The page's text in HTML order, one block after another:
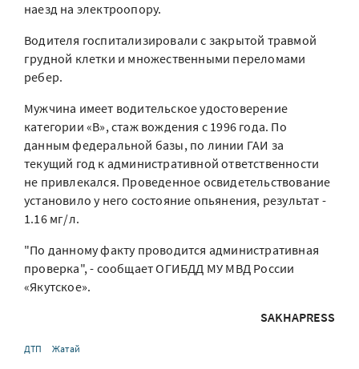
наезд на электроопору.
Водителя госпитализировали с закрытой травмой
грудной клетки и множественными переломами
ребер.
Мужчина имеет водительское удостоверение
категории «В», стаж вождения с 1996 года. По
данным федеральной базы, по линии ГАИ за
текущий год к административной ответственности
не привлекался. Проведенное освидетельствование
установило у него состояние опьянения, результат -
1.16 мг/л.
"По данному факту проводится административная
проверка", - сообщает ОГИБДД МУ МВД России
«Якутское».
SAKHAPRESS
ДТП Жатай